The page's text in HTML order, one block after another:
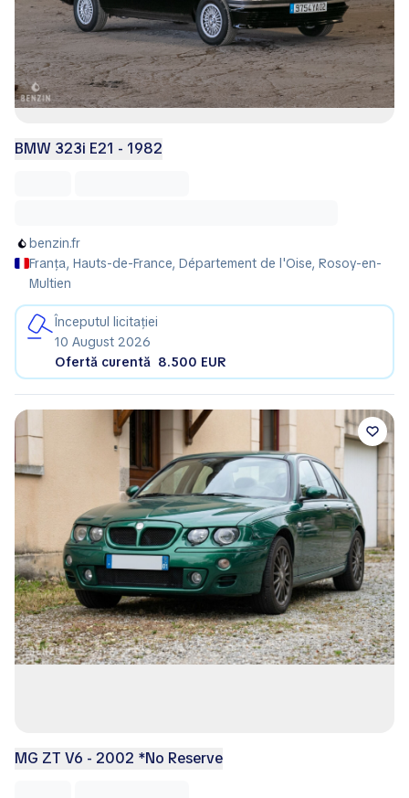
BMW 323i E21 - 1982
benzin.fr
Franța, Hauts-de-France, Département de l'Oise, Rosoy-en-
Multien
Începutul licitației
10 August 2026
Ofertă curentă 8.500 EUR
MG ZT V6 - 2002 *No Reserve